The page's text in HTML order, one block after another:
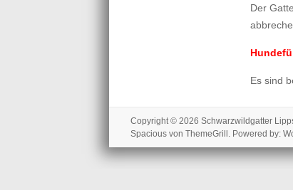
Der
Es sind
Copyright © 2026 Schwarzwildgatter
Spacious von ThemeGrill. Powered by: